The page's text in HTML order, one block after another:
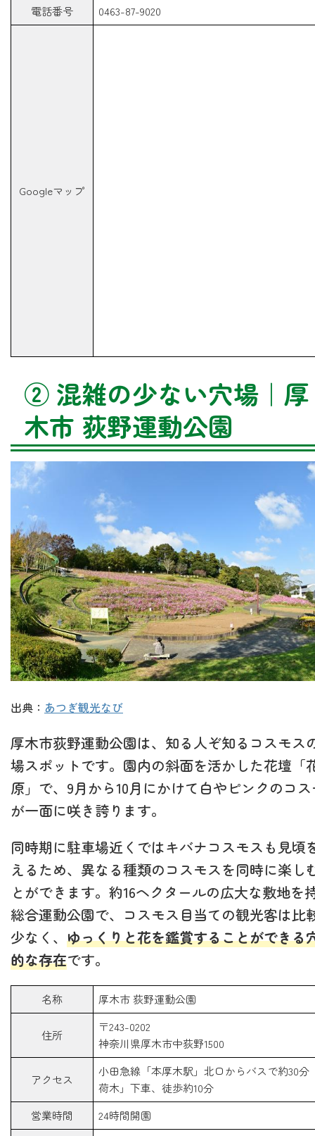
電話番号
0463-87-9020
Googleマップ
② 混雑の少ない穴場｜厚
木市 荻野運動公園
出典： あつぎ観光なび
厚木市荻野運動公園は、知る人ぞ知るコスモス
場スポットです。園内の斜面を活かした花壇「
原」で、9月から10月にかけて白やピンクのコ
が一面に咲き誇ります。
同時期に駐車場近くではキバナコスモスも見頃
えるため、異なる種類のコスモスを同時に楽し
とができます。約16ヘクタールの広大な敷地を
総合運動公園で、コスモス目当ての観光客は比
少なく、 ゆっくりと花を鑑賞することができる
的な存在です。
名称 厚木市 荻野運動公園
住所
〒243-0202
神奈川県厚木市中荻野1500
アクセス
小田急線「本厚木駅」北口からバスで約30分
荷木」下車、徒歩約10分
営業時間
24時間開園